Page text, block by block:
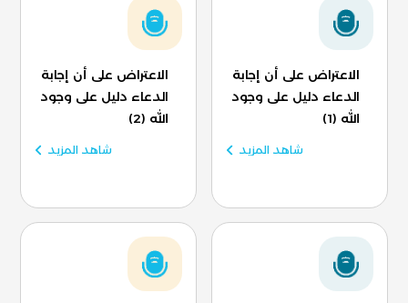
الاعتراض على أن إجابة
الدعاء دليل على وجود
الله (1)
شاهد المزيد
الاعتراض على أن إجابة
الدعاء دليل على وجود
الله (2)
شاهد المزيد